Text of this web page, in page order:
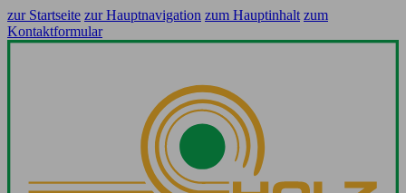
zur Startseite zur Hauptnavigation zum Hauptinhalt zum
Kontaktformular